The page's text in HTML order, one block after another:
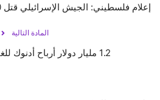
إعلام فلسطيني: الجيش الإسرائيلي قتل 20 عنصرا من شرطة المعبر
المادة التالية
1.2 مليار دولار أرباح أدنوك للغاز في الربع الأول